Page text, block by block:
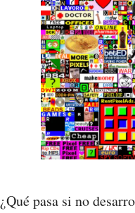
¿Qué pasa si no